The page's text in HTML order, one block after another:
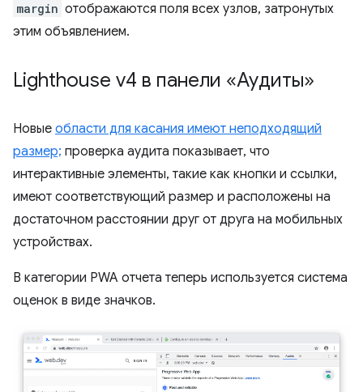
margin отображаются поля всех узлов, затронутых
этим объявлением.
Lighthouse v4 в панели «Аудиты»
Новые области для касания имеют неподходящий
размер; проверка аудита показывает, что
интерактивные элементы, такие как кнопки и ссылки,
имеют соответствующий размер и расположены на
достаточном расстоянии друг от друга на мобильных
устройствах.
В категории PWA отчета теперь используется система
оценок в виде значков.